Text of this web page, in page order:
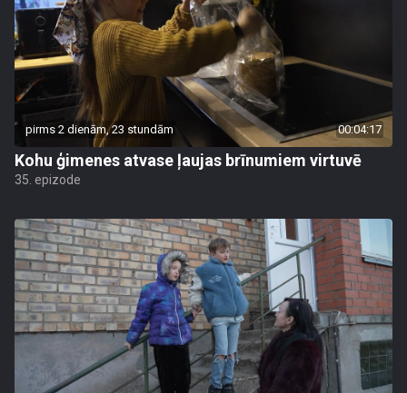
pirms 2 dienām, 23 stundām 00:04:17
Kohu ģimenes atvase ļaujas brīnumiem virtuvē
35. epizode